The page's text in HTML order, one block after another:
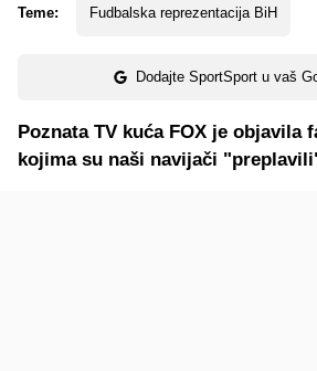
Teme: Fudbalska reprezentacija BiH
Dodajte SportSport u vaš
Poznata TV kuća FOX je objavila
kojima su naši navijači